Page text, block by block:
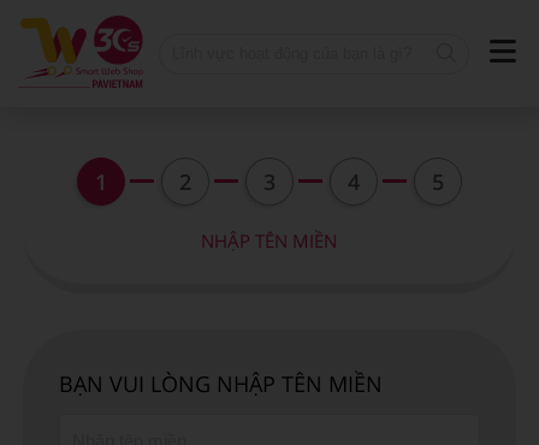
1 2 3 4 5
NHẬP TÊN MIỀN
BẠN VUI LÒNG NHẬP TÊN MIỀN